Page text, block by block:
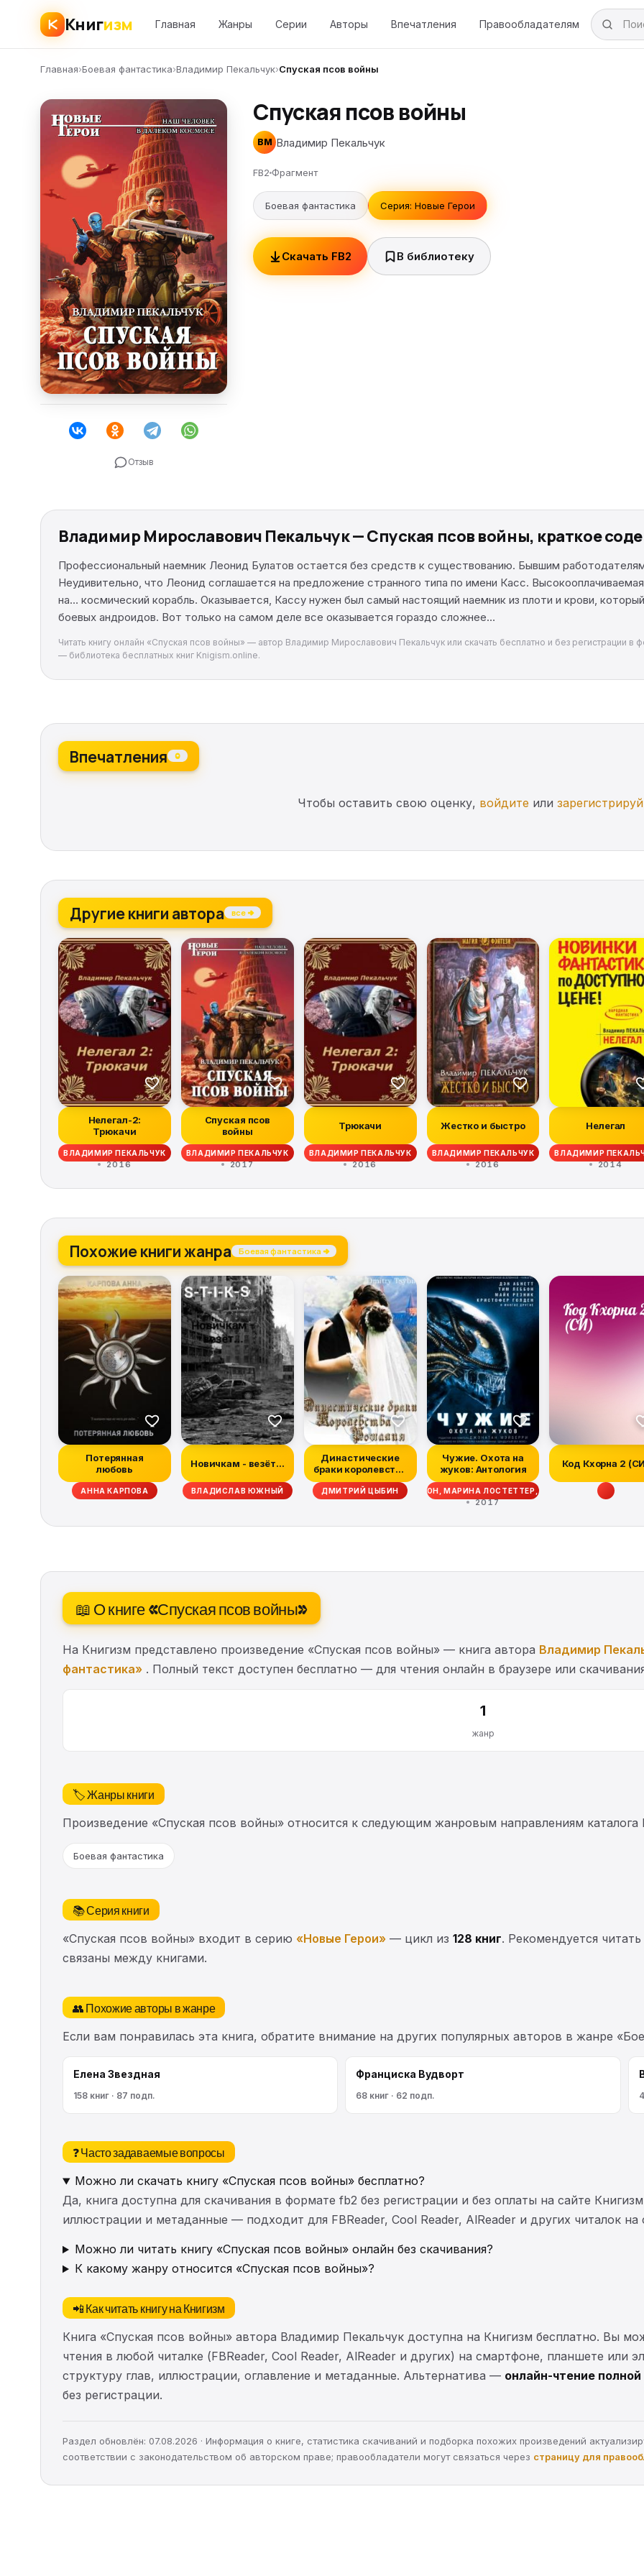
Книгизм Главная Жанры Серии Авторы Впечатления Правообладателям
Главная›Боевая фантастика›Владимир Пекальчук›Спуская псов войны
Отзыв
Спуская псов войны
ВМ Владимир Пекальчук
FB2 Фрагмент
Боевая фантастика Серия: Новые Герои
Скачать FB2 В библиотеку
Владимир Мирославович Пекальчук — Спуская псов войны, краткое
Профессиональный наемник Леонид Булатов остается без средств к существованию. Бывшим
Неудивительно, что Леонид соглашается на предложение странного типа по имени Касс.
на… космический корабль. Оказывается, Кассу нужен был самый настоящий наемник из плоти и крови,
боевых андроидов. Вот только на самом деле все оказывается гораздо сложнее…
Читать книгу онлайн «Спуская псов войны» — автор Владимир Мирославович Пекальчук или скачать бесплатно и без регистрации
— библиотека бесплатных книг Knigism.online.
Впечатления 0
Чтобы оставить свою оценку, войдите или
Другие книги автора все →
Нелегал-2:
Трюкачи
ВЛАДИМИР ПЕКАЛЬЧУК
2016
Спуская псов
войны
ВЛАДИМИР ПЕКАЛЬЧУК
2017
Трюкачи
ВЛАДИМИР ПЕКАЛЬЧУК
2016
Жестко и быстро
ВЛАДИМИР ПЕКАЛЬЧУК
2016
Нелегал
ВЛАДИМИР
2014
Похожие книги жанра Боевая фантастика →
Потерянная
любовь
АННА КАРПОВА
Новичкам - везёт...
ВЛАДИСЛАВ ЮЖНЫЙ
Династические
браки королевства
Рошалия
ДМИТРИЙ ЦЫБИН
Чужие. Охота на
жуков: Антология
ХИЗЕР ГРЭМ, ДЭН АБНЕТТ, РЭЙЧЕЛ КЕЙН, ТИМ ЛЕББОН, СКОТТ СИГЛЕР, ДЭЙВ ВОЛВЕРТОН, МАРИНА ЛОСТЕТТЕР, УЭСТОН ОКС,
2017
Код Кхорна 2
📖 О книге «Спуская псов войны»
На Книгизм представлено произведение «Спуская псов войны» — книга автора Владимир
фантастика» . Полный текст доступен бесплатно — для чтения онлайн в браузере или
1
жанр
🏷️ Жанры книги
Произведение «Спуская псов войны» относится к следующим жанровым направлениям каталога
Боевая фантастика
📚 Серия книги
«Спуская псов войны» входит в серию «Новые Герои» — цикл из 128 книг. Рекомендуется
связаны между книгами.
👥 Похожие авторы в жанре
Если вам понравилась эта книга, обратите внимание на других популярных авторов в жанре
Елена Звездная
158 книг · 87 подп.
Франциска Вудворт
68 книг · 62 подп.
❓ Часто задаваемые вопросы
Можно ли скачать книгу «Спуская псов войны» бесплатно?
Да, книга доступна для скачивания в формате fb2 без регистрации и без оплаты на сайте
иллюстрации и метаданные — подходит для FBReader, Cool Reader, AlReader и других читалок
Можно ли читать книгу «Спуская псов войны» онлайн без скачивания?
К какому жанру относится «Спуская псов войны»?
📲 Как читать книгу на Книгизм
Книга «Спуская псов войны» автора Владимир Пекальчук доступна на Книгизм бесплатно. Вы
чтения в любой читалке (FBReader, Cool Reader, AlReader и других) на смартфоне, планшете или
структуру глав, иллюстрации, оглавление и метаданные. Альтернатива — онлайн-чтение
без регистрации.
Раздел обновлён: 07.08.2026 · Информация о книге, статистика скачиваний и подборка похожих произведений
соответствии с законодательством об авторском праве; правообладатели могут связаться через страницу для